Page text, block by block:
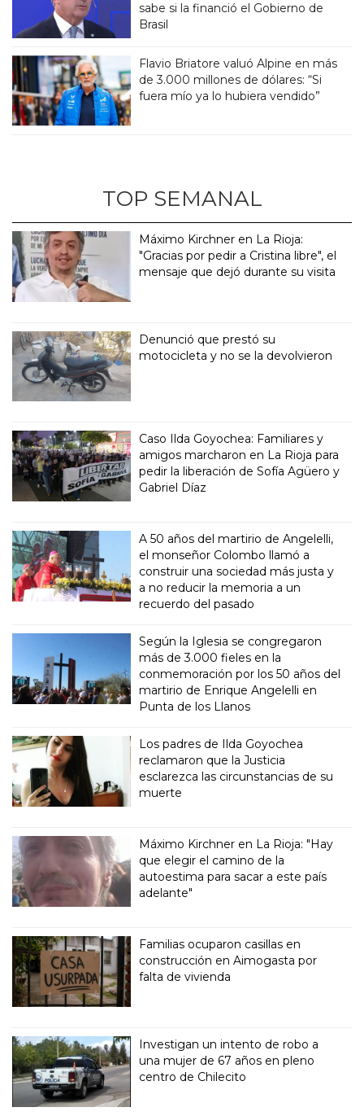
sabe si la financió el Gobierno de
Brasil
Flavio Briatore valuó Alpine en más
de 3.000 millones de dólares: “Si
fuera mío ya lo hubiera vendido”
TOP SEMANAL
Máximo Kirchner en La Rioja:
"Gracias por pedir a Cristina libre", el
mensaje que dejó durante su visita
Denunció que prestó su
motocicleta y no se la devolvieron
Caso Ilda Goyochea: Familiares y
amigos marcharon en La Rioja para
pedir la liberación de Sofía Agüero y
Gabriel Díaz
A 50 años del martirio de Angelelli,
el monseñor Colombo llamó a
construir una sociedad más justa y
a no reducir la memoria a un
recuerdo del pasado
Según la Iglesia se congregaron
más de 3.000 fieles en la
conmemoración por los 50 años del
martirio de Enrique Angelelli en
Punta de los Llanos
Los padres de Ilda Goyochea
reclamaron que la Justicia
esclarezca las circunstancias de su
muerte
Máximo Kirchner en La Rioja: "Hay
que elegir el camino de la
autoestima para sacar a este país
adelante"
Familias ocuparon casillas en
construcción en Aimogasta por
falta de vivienda
Investigan un intento de robo a
una mujer de 67 años en pleno
centro de Chilecito